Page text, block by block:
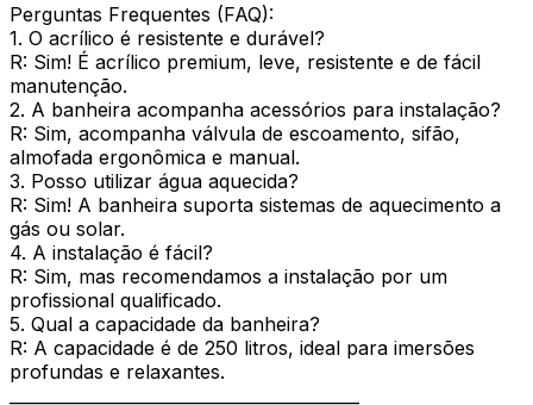
Perguntas Frequentes (FAQ):
1. O acrílico é resistente e durável?
R: Sim! É acrílico premium, leve, resistente e de fácil
manutenção.
2. A banheira acompanha acessórios para instalação?
R: Sim, acompanha válvula de escoamento, sifão,
almofada ergonômica e manual.
3. Posso utilizar água aquecida?
R: Sim! A banheira suporta sistemas de aquecimento a
gás ou solar.
4. A instalação é fácil?
R: Sim, mas recomendamos a instalação por um
profissional qualificado.
5. Qual a capacidade da banheira?
R: A capacidade é de 250 litros, ideal para imersões
profundas e relaxantes.